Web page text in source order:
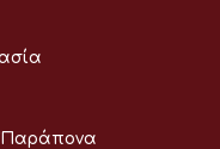
Παράπονα